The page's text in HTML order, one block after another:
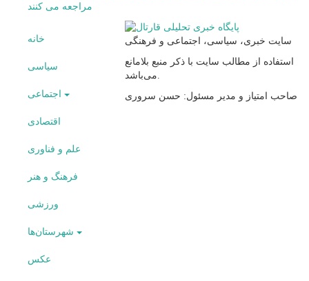
مراجعه می کنند
خانه
سیاسی
اقتصادی
علم و فناوری
فرهنگ و هنر
ورزشی
عکس
سایت خبری، سیاسی، اجتماعی و فرهنگی
استفاده از مطالب سایت با ذکر منبع بلامانع
می‌باشد.
صاحب امتیاز و مدیر مسئول: حسن سروری